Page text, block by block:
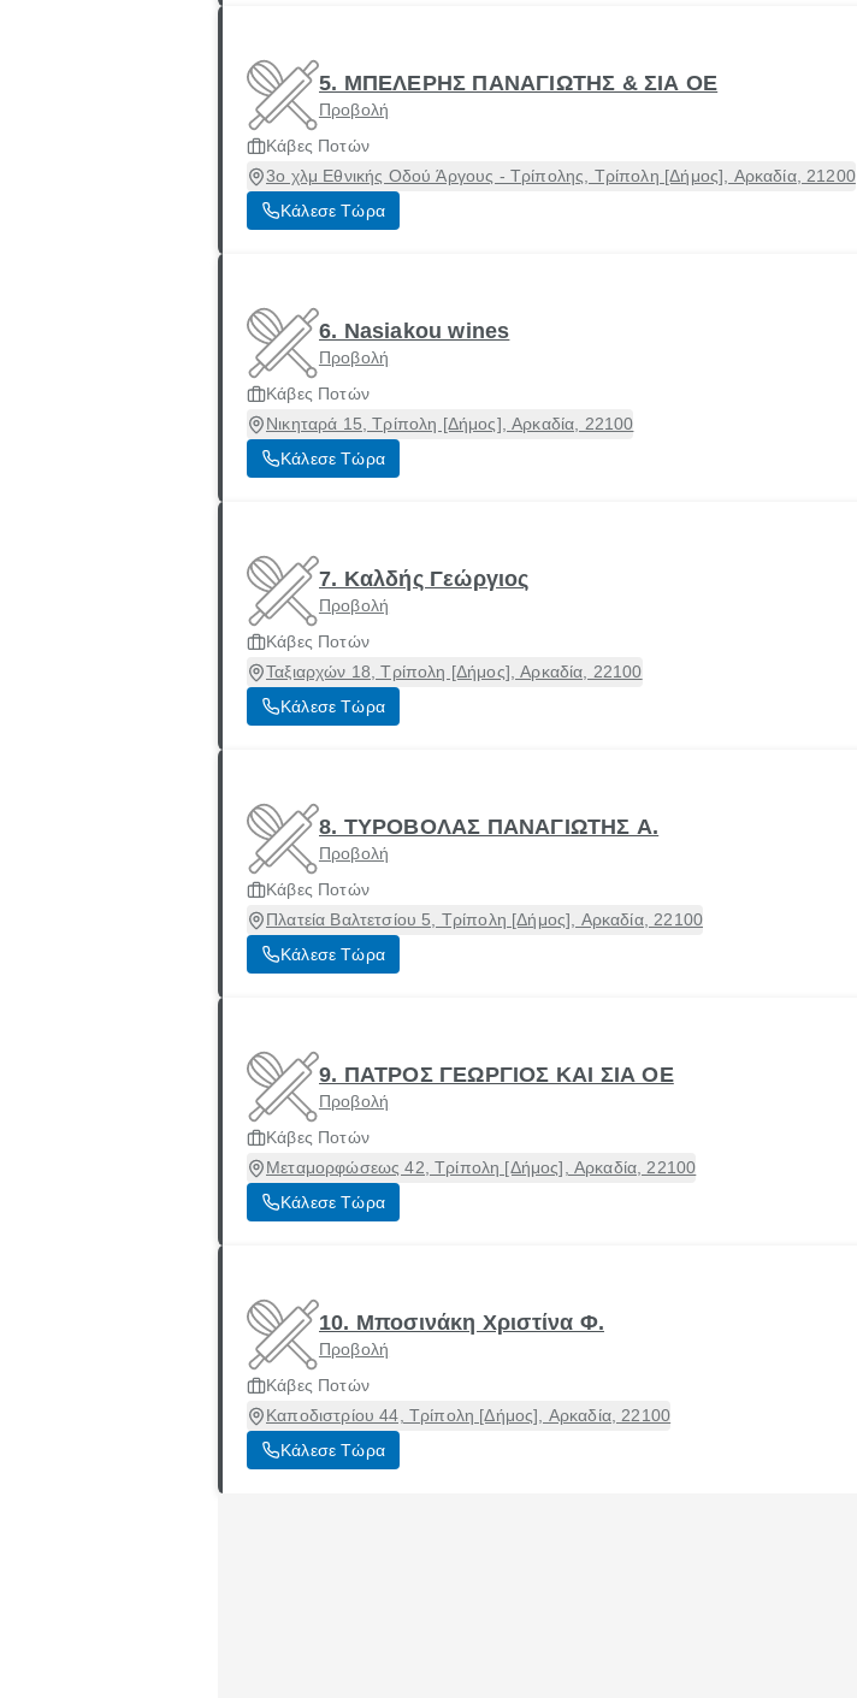
5. ΜΠΕΛΕΡΗΣ ΠΑΝΑΓΙΩΤΗΣ & ΣΙΑ ΟΕ
Προβολή
Κάβες Ποτών
3ο χλμ Εθνικής Οδού Άργους - Τρίπολης, Τρίπολη [Δήμος], Αρκαδία, 21200
Κάλεσε Τώρα
6. Nasiakou wines
Προβολή
Κάβες Ποτών
Νικηταρά 15, Τρίπολη [Δήμος], Αρκαδία, 22100
Κάλεσε Τώρα
7. Καλδής Γεώργιος
Προβολή
Κάβες Ποτών
Ταξιαρχών 18, Τρίπολη [Δήμος], Αρκαδία, 22100
Κάλεσε Τώρα
8. ΤΥΡΟΒΟΛΑΣ ΠΑΝΑΓΙΩΤΗΣ Α.
Προβολή
Κάβες Ποτών
Πλατεία Βαλτετσίου 5, Τρίπολη [Δήμος], Αρκαδία, 22100
Κάλεσε Τώρα
9. ΠΑΤΡΟΣ ΓΕΩΡΓΙΟΣ ΚΑΙ ΣΙΑ ΟΕ
Προβολή
Κάβες Ποτών
Μεταμορφώσεως 42, Τρίπολη [Δήμος], Αρκαδία, 22100
Κάλεσε Τώρα
10. Μποσινάκη Χριστίνα Φ.
Προβολή
Κάβες Ποτών
Καποδιστρίου 44, Τρίπολη [Δήμος], Αρκαδία, 22100
Κάλεσε Τώρα